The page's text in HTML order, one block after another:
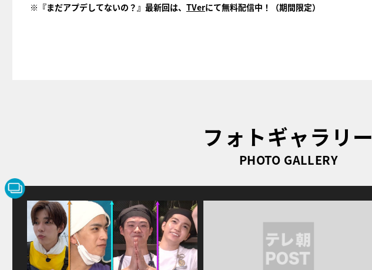
※『まだアプデしてないの？』最新回は、 TVerにて無料配信中！（期間限定）
フォトギャラリー
PHOTO GALLERY